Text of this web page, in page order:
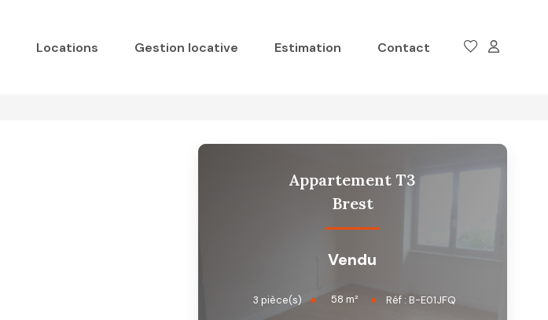
Locations Gestion locative Estimation Contact
Appartement T3
Brest
Vendu
3 pièce(s) 58m² Réf :B-E01JFQ